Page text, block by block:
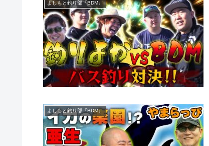
よしもと釣り部『BDM』
よしもと釣り部『BDM』